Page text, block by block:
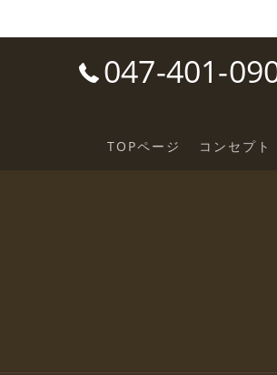
047-401-
TOPページ コンセプト